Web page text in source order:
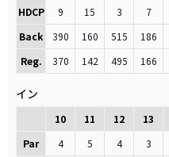
HDCP
9 15 3 7
Back
390 160 515 186
Reg.
370 142 495 166
イン
10 11 12 13
Par
4 5 4 3